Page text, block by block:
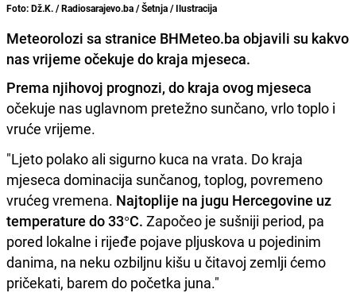
Foto: Dž.K. / Radiosarajevo.ba / Šetnja / Ilustracija
Meteorolozi sa stranice BHMeteo.ba objavili su kakvo
nas vrijeme očekuje do kraja mjeseca.
Prema njihovoj prognozi, do kraja ovog mjeseca
očekuje nas uglavnom pretežno sunčano, vrlo toplo i
vruće vrijeme.
"Ljeto polako ali sigurno kuca na vrata. Do kraja
mjeseca dominacija sunčanog, toplog, povremeno
vrućeg vremena. Najtoplije na jugu Hercegovine uz
temperature do 33°C. Započeo je sušniji period, pa
pored lokalne i rijeđe pojave pljuskova u pojedinim
danima, na neku ozbiljnu kišu u čitavoj zemlji ćemo
pričekati, barem do početka juna."